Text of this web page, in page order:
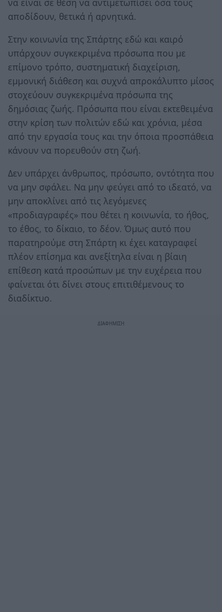
να είναι σε θέση να αντιμετωπίσει όσα τους
αποδίδουν, θετικά ή αρνητικά.
Στην κοινωνία της Σπάρτης εδώ και καιρό
υπάρχουν συγκεκριμένα πρόσωπα που με
επίμονο τρόπο, συστηματική διαχείριση,
εμμονική διάθεση και συχνά απροκάλυπτο μίσος
στοχεύουν συγκεκριμένα πρόσωπα της
δημόσιας ζωής. Πρόσωπα που είναι εκτεθειμένα
στην κρίση των πολιτών εδώ και χρόνια, μέσα
από την εργασία τους και την όποια προσπάθεια
κάνουν να πορευθούν στη ζωή.
Δεν υπάρχει άνθρωπος, πρόσωπο, οντότητα που
να μην σφάλει. Να μην φεύγει από το ιδεατό, να
μην αποκλίνει από τις λεγόμενες
«προδιαγραφές» που θέτει η κοινωνία, το ήθος,
το έθος, το δίκαιο, το δέον. Όμως αυτό που
παρατηρούμε στη Σπάρτη κι έχει καταγραφεί
πλέον επίσημα και ανεξίτηλα είναι η βίαιη
επίθεση κατά προσώπων με την ευχέρεια που
φαίνεται ότι δίνει στους επιτιθέμενους το
διαδίκτυο.